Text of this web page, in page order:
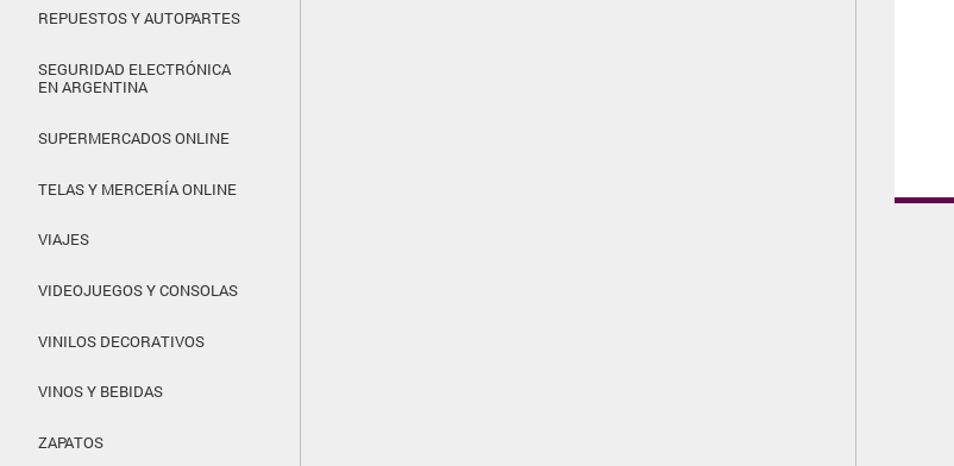
REPUESTOS Y AUTOPARTES
SEGURIDAD ELECTRÓNICA
EN ARGENTINA
SUPERMERCADOS ONLINE
TELAS Y MERCERÍA ONLINE
VIAJES
VIDEOJUEGOS Y CONSOLAS
VINILOS DECORATIVOS
VINOS Y BEBIDAS
ZAPATOS